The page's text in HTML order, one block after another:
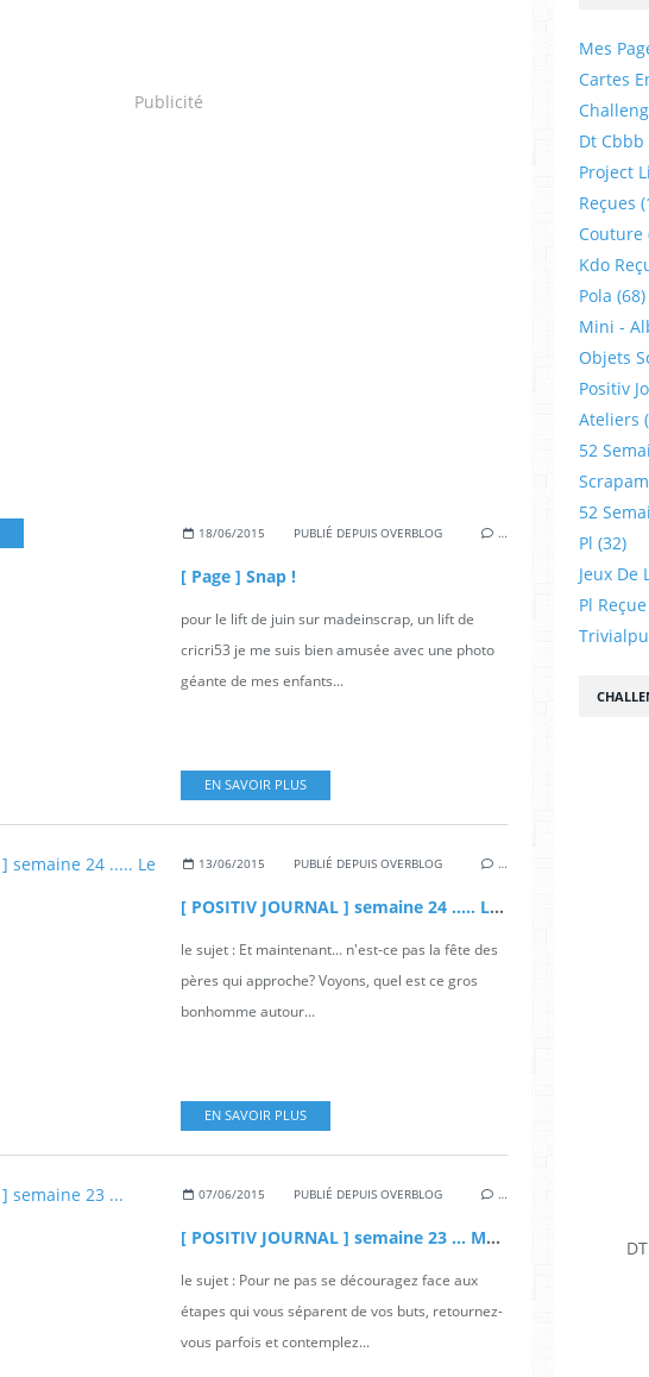
Publicité
18/06/2015 PUBLIÉ DEPUIS OVERBLOG …
[ Page ] Snap !
pour le lift de juin sur madeinscrap, un lift de
cricri53 je me suis bien amusée avec une photo
géante de mes enfants...
EN SAVOIR PLUS
13/06/2015 PUBLIÉ DEPUIS OVERBLOG …
[ POSITIV JOURNAL ] semaine 24 ..... Le SoLeil
le sujet : Et maintenant... n'est-ce pas la fête des
pères qui approche? Voyons, quel est ce gros
bonhomme autour...
EN SAVOIR PLUS
07/06/2015 PUBLIÉ DEPUIS OVERBLOG …
[ POSITIV JOURNAL ] semaine 23 ... Mes réussites
le sujet : Pour ne pas se découragez face aux
étapes qui vous séparent de vos buts, retournez-
vous parfois et contemplez...
Mes
Cartes
Dt Cbbb
Project
Reçues
Couture
Kdo
Pola (68)
Mini -
Objets
Positiv
Ateliers
52
52
Pl (32)
Jeux De
Pl Reçue